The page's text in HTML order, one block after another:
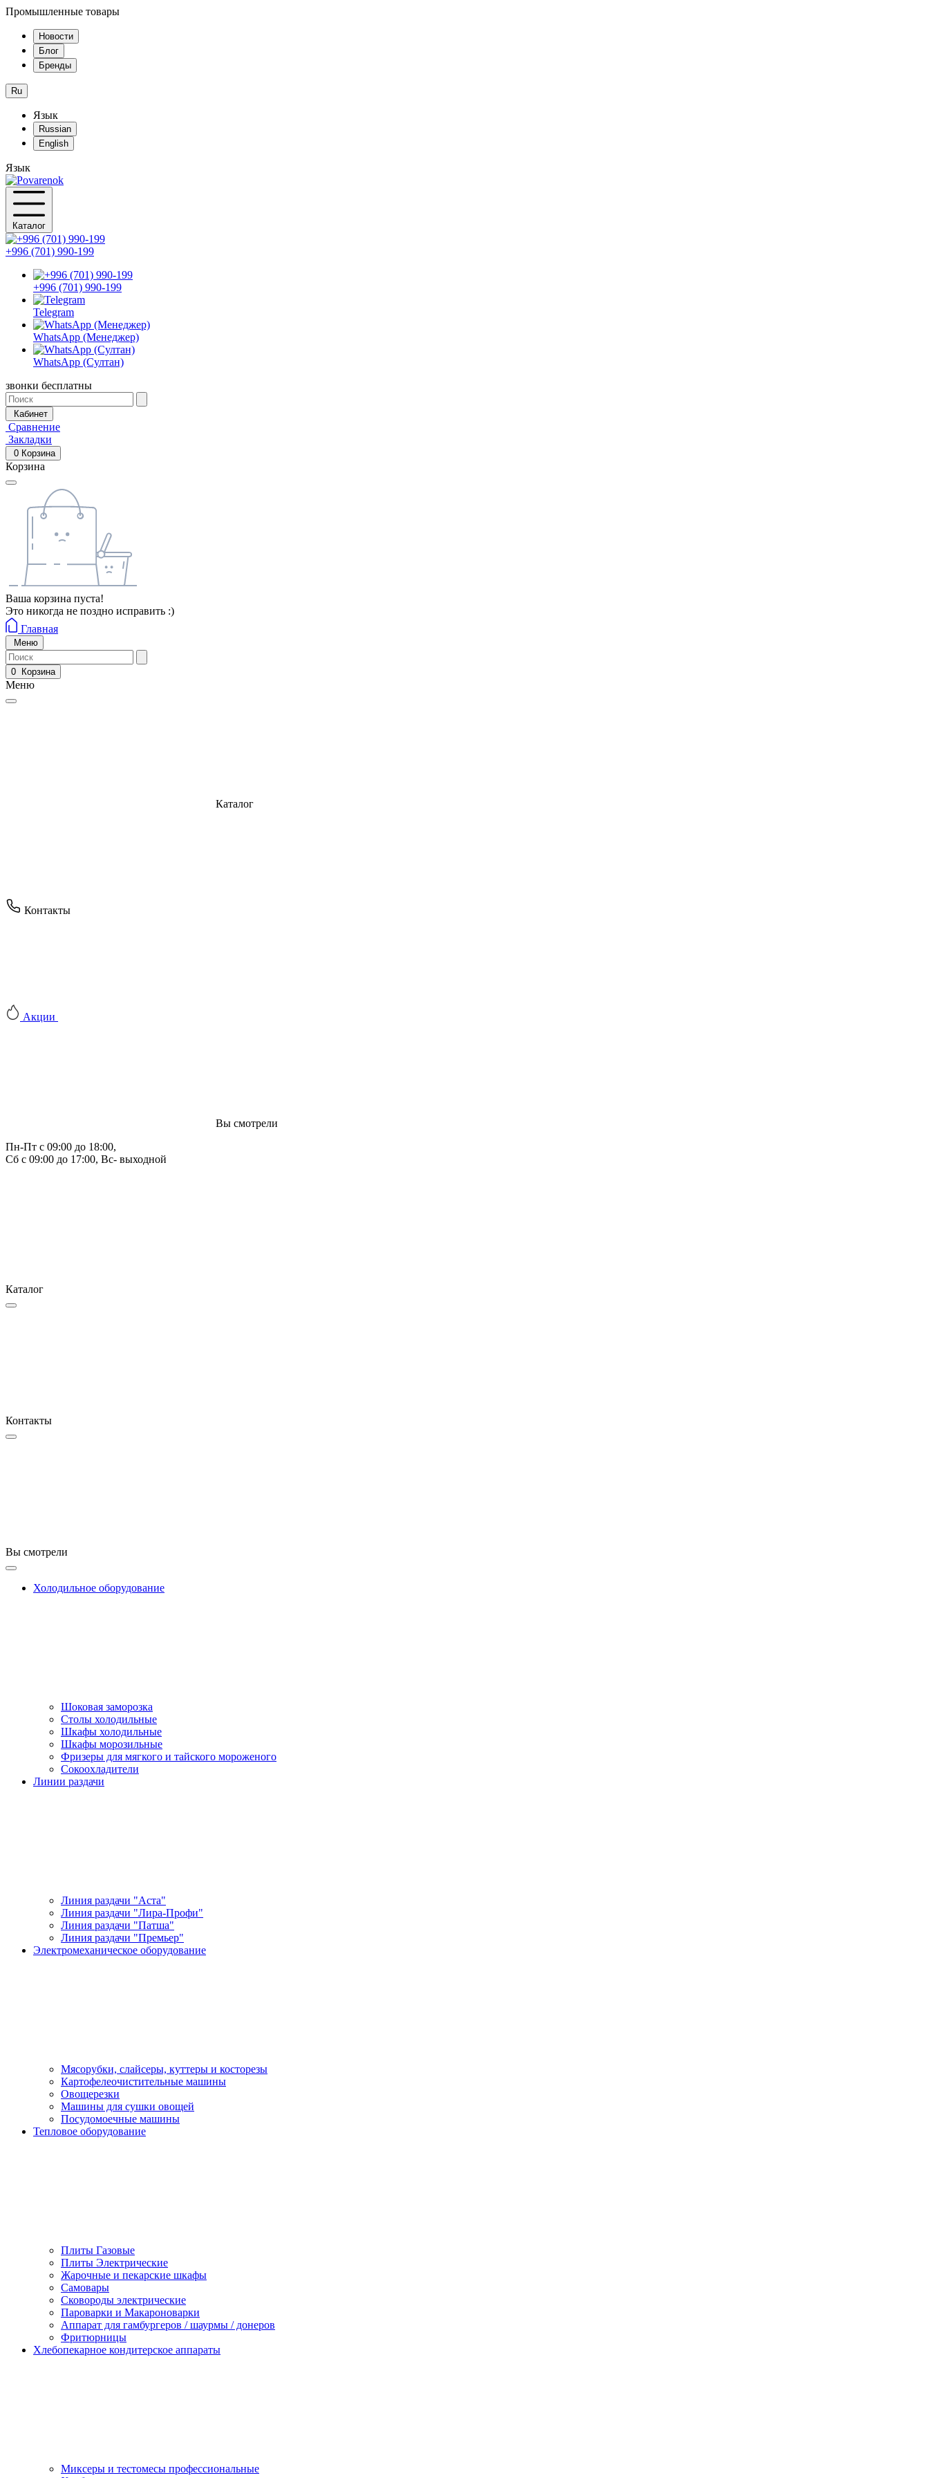
Промышленные товары
Новости
Блог
Бренды
Ru
Язык
Russian
English
Язык
Каталог
+996 (701) 990-199
+996 (701) 990-199
Telegram
WhatsApp (Менеджер)
WhatsApp (Султан)
звонки бесплатны
Кабинет
Сравнение
Закладки
0 Корзина
Корзина
Ваша корзина пуста!
Это никогда не поздно исправить :)
Главная
Меню
0 Корзина
Меню
Каталог
Контакты
Акции
Вы смотрели
Пн-Пт с 09:00 до 18:00,
Сб с 09:00 до 17:00, Вс- выходной
Каталог
Контакты
Вы смотрели
Холодильное оборудование
Шоковая заморозка
Столы холодильные
Шкафы холодильные
Шкафы морозильные
Фризеры для мягкого и тайского мороженого
Сокоохладители
Линии раздачи
Линия раздачи "Аста"
Линия раздачи "Лира-Профи"
Линия раздачи "Патша"
Линия раздачи "Премьер"
Электромеханическое оборудование
Мясорубки, слайсеры, куттеры и косторезы
Картофелеочистительные машины
Овощерезки
Машины для сушки овощей
Посудомоечные машины
Тепловое оборудование
Плиты Газовые
Плиты Электрические
Жарочные и пекарские шкафы
Самовары
Сковороды электрические
Пароварки и Макароноварки
Аппарат для гамбургеров / шаурмы / донеров
Фритюрницы
Хлебопекарное кондитерское аппараты
Миксеры и тестомесы профессиональные